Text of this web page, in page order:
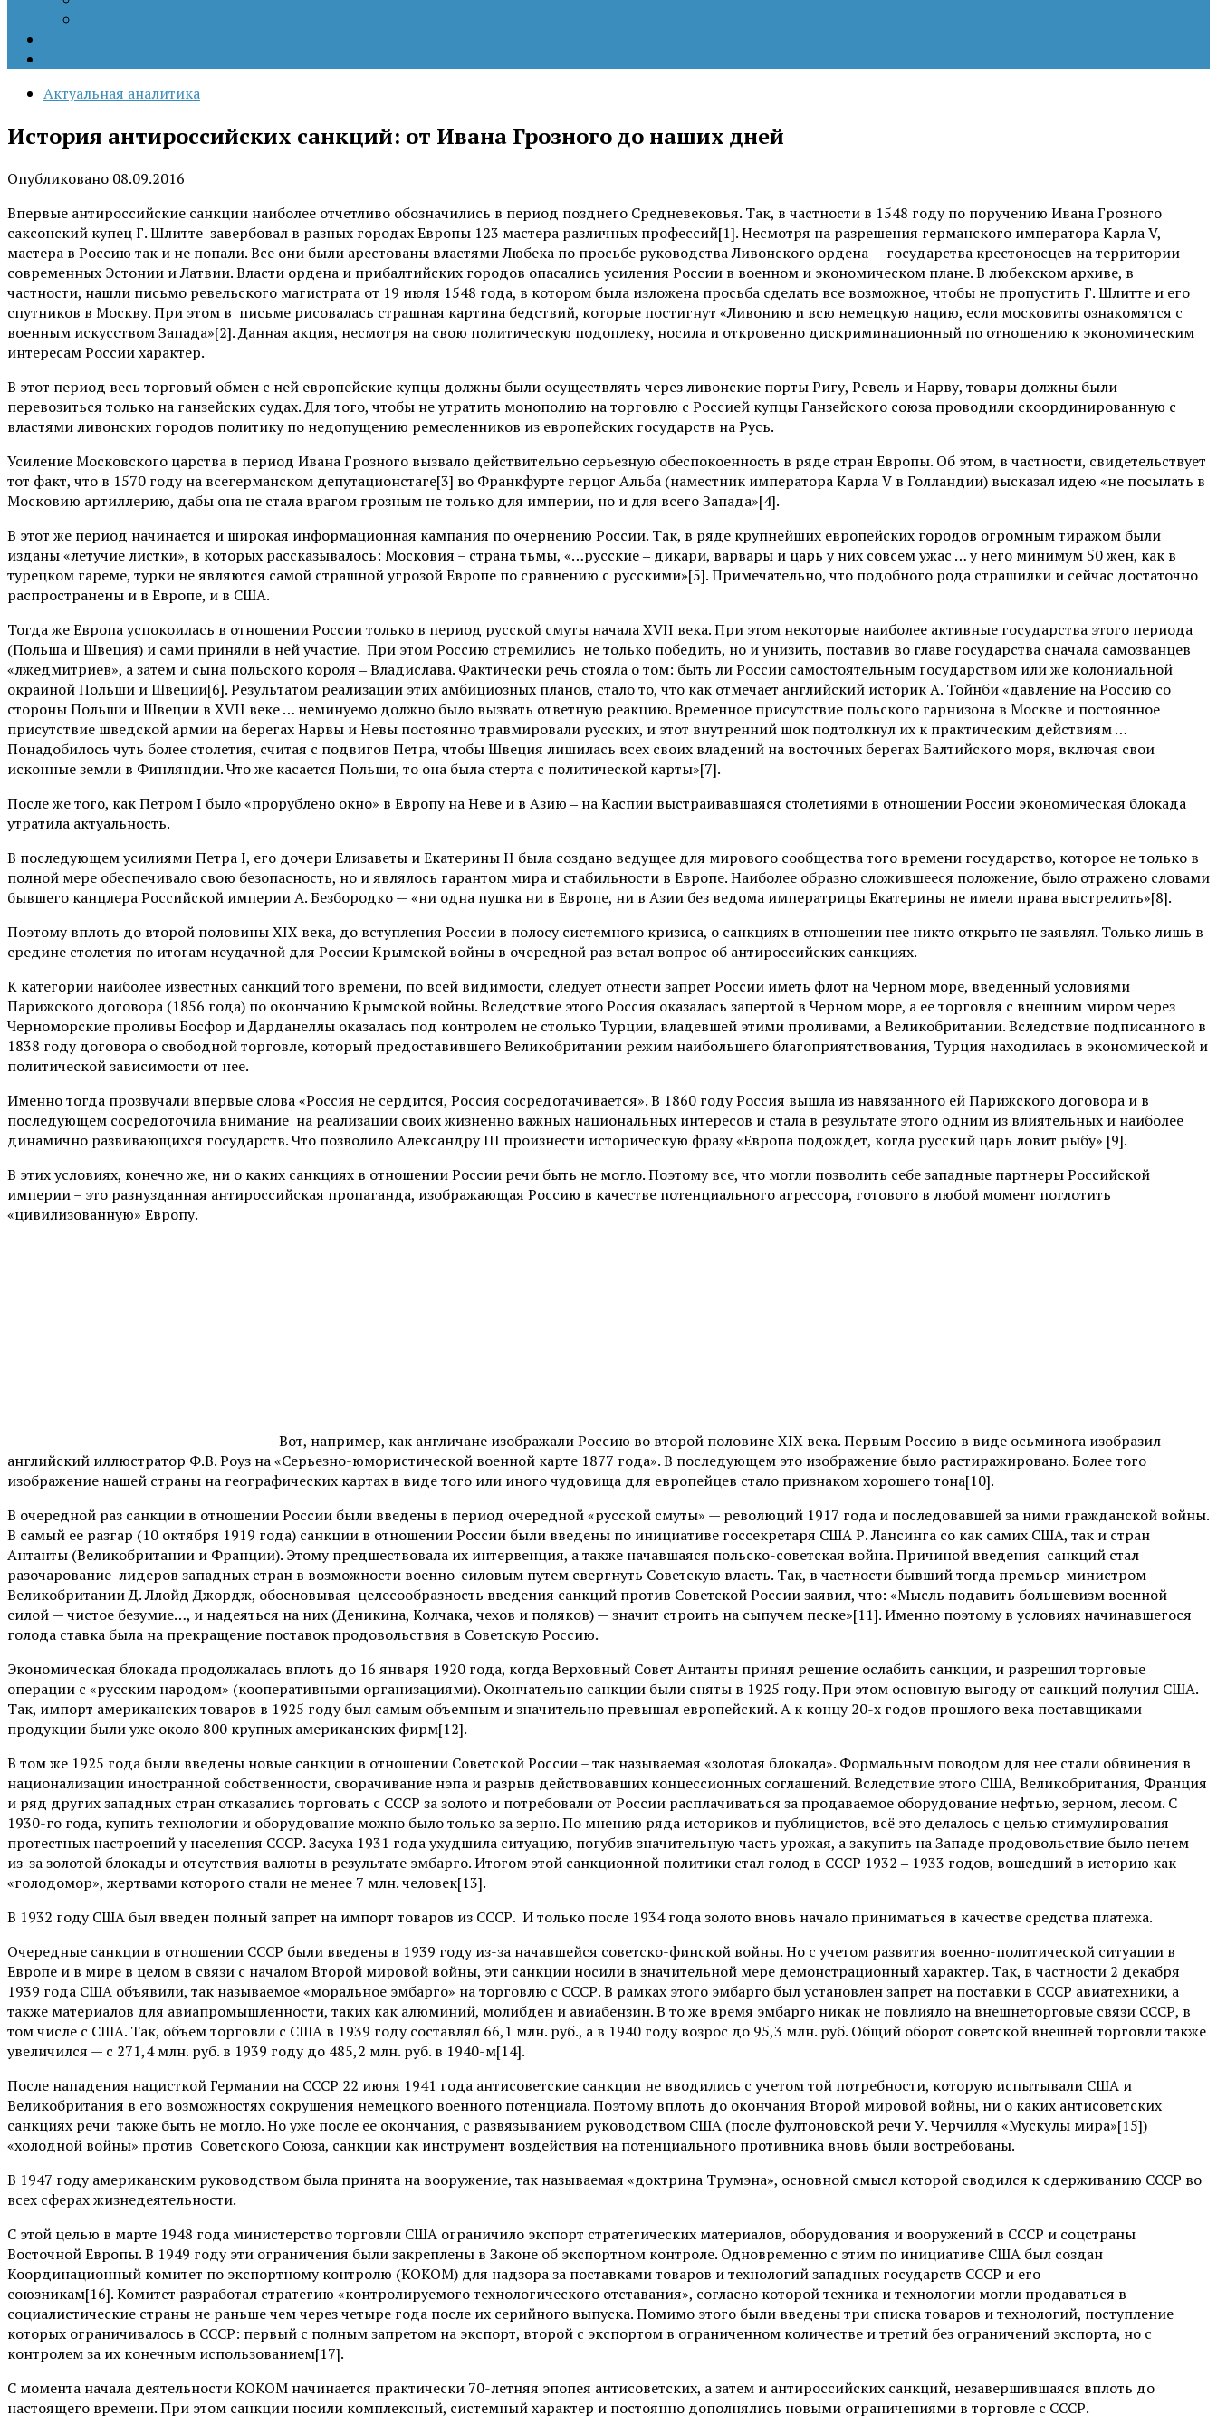
Актуальная аналитика
История антироссийских санкций: от Ивана Грозного до наших дней
Опубликовано 08.09.2016
Впервые антироссийские санкции наиболее отчетливо обозначились в период позднего Средневековья. Так, в частности в 1548 году по поручению Ивана Грозного
саксонский купец Г. Шлитте завербовал в разных городах Европы 123 мастера различных профессий[1]. Несмотря на разрешения германского императора Карла V,
мастера в Россию так и не попали. Все они были арестованы властями Любека по просьбе руководства Ливонского ордена — государства крестоносцев на территории
современных Эстонии и Латвии. Власти ордена и прибалтийских городов опасались усиления России в военном и экономическом плане. В любекском архиве, в
частности, нашли письмо ревельского магистрата от 19 июля 1548 года, в котором была изложена просьба сделать все возможное, чтобы не пропустить Г. Шлитте и его
спутников в Москву. При этом в письме рисовалась страшная картина бедствий, которые постигнут «Ливонию и всю немецкую нацию, если московиты ознакомятся с
военным искусством Запада»[2]. Данная акция, несмотря на свою политическую подоплеку, носила и откровенно дискриминационный по отношению к экономическим
интересам России характер.
В этот период весь торговый обмен с ней европейские купцы должны были осуществлять через ливонские порты Ригу, Ревель и Нарву, товары должны были
перевозиться только на ганзейских судах. Для того, чтобы не утратить монополию на торговлю с Россией купцы Ганзейского союза проводили скоординированную с
властями ливонских городов политику по недопущению ремесленников из европейских государств на Русь.
Усиление Московского царства в период Ивана Грозного вызвало действительно серьезную обеспокоенность в ряде стран Европы. Об этом, в частности, свидетельствует
тот факт, что в 1570 году на всегерманском депутационстаге[3] во Франкфурте герцог Альба (наместник императора Карла V в Голландии) высказал идею «не посылать в
Московию артиллерию, дабы она не стала врагом грозным не только для империи, но и для всего Запада»[4].
В этот же период начинается и широкая информационная кампания по очернению России. Так, в ряде крупнейших европейских городов огромным тиражом были
изданы «летучие листки», в которых рассказывалось: Московия – страна тьмы, «…русские ‒ дикари, варвары и царь у них совсем ужас … у него минимум 50 жен, как в
турецком гареме, турки не являются самой страшной угрозой Европе по сравнению с русскими»[5]. Примечательно, что подобного рода страшилки и сейчас достаточно
распространены и в Европе, и в США.
Тогда же Европа успокоилась в отношении России только в период русской смуты начала XVII века. При этом некоторые наиболее активные государства этого периода
(Польша и Швеция) и сами приняли в ней участие. При этом Россию стремились не только победить, но и унизить, поставив во главе государства сначала самозванцев
«лжедмитриев», а затем и сына польского короля ‒ Владислава. Фактически речь стояла о том: быть ли России самостоятельным государством или же колониальной
окраиной Польши и Швеции[6]. Результатом реализации этих амбициозных планов, стало то, что как отмечает английский историк А. Тойнби «давление на Россию со
стороны Польши и Швеции в XVII веке … неминуемо должно было вызвать ответную реакцию. Временное присутствие польского гарнизона в Москве и постоянное
присутствие шведской армии на берегах Нарвы и Невы постоянно травмировали русских, и этот внутренний шок подтолкнул их к практическим действиям …
Понадобилось чуть более столетия, считая с подвигов Петра, чтобы Швеция лишилась всех своих владений на восточных берегах Балтийского моря, включая свои
исконные земли в Финляндии. Что же касается Польши, то она была стерта с политической карты»[7].
После же того, как Петром I было «прорублено окно» в Европу на Неве и в Азию ‒ на Каспии выстраивавшаяся столетиями в отношении России экономическая блокада
утратила актуальность.
В последующем усилиями Петра I, его дочери Елизаветы и Екатерины II была создано ведущее для мирового сообщества того времени государство, которое не только в
полной мере обеспечивало свою безопасность, но и являлось гарантом мира и стабильности в Европе. Наиболее образно сложившееся положение, было отражено словами
бывшего канцлера Российской империи А. Безбородко — «ни одна пушка ни в Европе, ни в Азии без ведома императрицы Екатерины не имели права выстрелить»[8].
Поэтому вплоть до второй половины XIX века, до вступления России в полосу системного кризиса, о санкциях в отношении нее никто открыто не заявлял. Только лишь в
средине столетия по итогам неудачной для России Крымской войны в очередной раз встал вопрос об антироссийских санкциях.
К категории наиболее известных санкций того времени, по всей видимости, следует отнести запрет России иметь флот на Черном море, введенный условиями
Парижского договора (1856 года) по окончанию Крымской войны. Вследствие этого Россия оказалась запертой в Черном море, а ее торговля с внешним миром через
Черноморские проливы Босфор и Дарданеллы оказалась под контролем не столько Турции, владевшей этими проливами, а Великобритании. Вследствие подписанного в
1838 году договора о свободной торговле, который предоставившего Великобритании режим наибольшего благоприятствования, Турция находилась в экономической и
политической зависимости от нее.
Именно тогда прозвучали впервые слова «Россия не сердится, Россия сосредотачивается». В 1860 году Россия вышла из навязанного ей Парижского договора и в
последующем сосредоточила внимание на реализации своих жизненно важных национальных интересов и стала в результате этого одним из влиятельных и наиболее
динамично развивающихся государств. Что позволило Александру III произнести историческую фразу «Европа подождет, когда русский царь ловит рыбу» [9].
В этих условиях, конечно же, ни о каких санкциях в отношении России речи быть не могло. Поэтому все, что могли позволить себе западные партнеры Российской
империи – это разнузданная антироссийская пропаганда, изображающая Россию в качестве потенциального агрессора, готового в любой момент поглотить
«цивилизованную» Европу.
Вот, например, как англичане изображали Россию во второй половине XIX века. Первым Россию в виде осьминога изобразил
английский иллюстратор Ф.В. Роуз на «Серьезно-юмористической военной карте 1877 года». В последующем это изображение было растиражировано. Более того
изображение нашей страны на географических картах в виде того или иного чудовища для европейцев стало признаком хорошего тона[10].
В очередной раз санкции в отношении России были введены в период очередной «русской смуты» — революций 1917 года и последовавшей за ними гражданской войны.
В самый ее разгар (10 октября 1919 года) санкции в отношении России были введены по инициативе госсекретаря США Р. Лансинга со как самих США, так и стран
Антанты (Великобритании и Франции). Этому предшествовала их интервенция, а также начавшаяся польско-советская война. Причиной введения санкций стал
разочарование лидеров западных стран в возможности военно-силовым путем свергнуть Советскую власть. Так, в частности бывший тогда премьер-министром
Великобритании Д. Ллойд Джордж, обосновывая целесообразность введения санкций против Советской России заявил, что: «Мысль подавить большевизм военной
силой — чистое безумие…, и надеяться на них (Деникина, Колчака, чехов и поляков) — значит строить на сыпучем песке»[11]. Именно поэтому в условиях начинавшегося
голода ставка была на прекращение поставок продовольствия в Советскую Россию.
Экономическая блокада продолжалась вплоть до 16 января 1920 года, когда Верховный Совет Антанты принял решение ослабить санкции, и разрешил торговые
операции с «русским народом» (кооперативными организациями). Окончательно санкции были сняты в 1925 году. При этом основную выгоду от санкций получил США.
Так, импорт американских товаров в 1925 году был самым объемным и значительно превышал европейский. А к концу 20-х годов прошлого века поставщиками
продукции были уже около 800 крупных американских фирм[12].
В том же 1925 года были введены новые санкции в отношении Советской России – так называемая «золотая блокада». Формальным поводом для нее стали обвинения в
национализации иностранной собственности, сворачивание нэпа и разрыв действовавших концессионных соглашений. Вследствие этого США, Великобритания, Франция
и ряд других западных стран отказались торговать с СССР за золото и потребовали от России расплачиваться за продаваемое оборудование нефтью, зерном, лесом. С
1930-го года, купить технологии и оборудование можно было только за зерно. По мнению ряда историков и публицистов, всё это делалось с целью стимулирования
протестных настроений у населения СССР. Засуха 1931 года ухудшила ситуацию, погубив значительную часть урожая, а закупить на Западе продовольствие было нечем
из-за золотой блокады и отсутствия валюты в результате эмбарго. Итогом этой санкционной политики стал голод в СССР 1932 ‒ 1933 годов, вошедший в историю как
«голодомор», жертвами которого стали не менее 7 млн. человек[13].
В 1932 году США был введен полный запрет на импорт товаров из СССР. И только после 1934 года золото вновь начало приниматься в качестве средства платежа.
Очередные санкции в отношении СССР были введены в 1939 году из-за начавшейся советско-финской войны. Но с учетом развития военно-политической ситуации в
Европе и в мире в целом в связи с началом Второй мировой войны, эти санкции носили в значительной мере демонстрационный характер. Так, в частности 2 декабря
1939 года США объявили, так называемое «моральное эмбарго» на торговлю с СССР. В рамках этого эмбарго был установлен запрет на поставки в СССР авиатехники, а
также материалов для авиапромышленности, таких как алюминий, молибден и авиабензин. В то же время эмбарго никак не повлияло на внешнеторговые связи СССР, в
том числе с США. Так, объем торговли с США в 1939 году составлял 66,1 млн. руб., а в 1940 году возрос до 95,3 млн. руб. Общий оборот советской внешней торговли также
увеличился — с 271,4 млн. руб. в 1939 году до 485,2 млн. руб. в 1940-м[14].
После нападения нацисткой Германии на СССР 22 июня 1941 года антисоветские санкции не вводились с учетом той потребности, которую испытывали США и
Великобритания в его возможностях сокрушения немецкого военного потенциала. Поэтому вплоть до окончания Второй мировой войны, ни о каких антисоветских
санкциях речи также быть не могло. Но уже после ее окончания, с развязыванием руководством США (после фултоновской речи У. Черчилля «Мускулы мира»[15])
«холодной войны» против Советского Союза, санкции как инструмент воздействия на потенциального противника вновь были востребованы.
В 1947 году американским руководством была принята на вооружение, так называемая «доктрина Трумэна», основной смысл которой сводился к сдерживанию СССР во
всех сферах жизнедеятельности.
С этой целью в марте 1948 года министерство торговли США ограничило экспорт стратегических материалов, оборудования и вооружений в СССР и соцстраны
Восточной Европы. В 1949 году эти ограничения были закреплены в Законе об экспортном контроле. Одновременно с этим по инициативе США был создан
Координационный комитет по экспортному контролю (КОКОМ) для надзора за поставками товаров и технологий западных государств СССР и его
союзникам[16]. Комитет разработал стратегию «контролируемого технологического отставания», согласно которой техника и технологии могли продаваться в
социалистические страны не раньше чем через четыре года после их серийного выпуска. Помимо этого были введены три списка товаров и технологий, поступление
которых ограничивалось в СССР: первый с полным запретом на экспорт, второй с экспортом в ограниченном количестве и третий без ограничений экспорта, но с
контролем за их конечным использованием[17].
С момента начала деятельности КОКОМ начинается практически 70-летняя эпопея антисоветских, а затем и антироссийских санкций, незавершившаяся вплоть до
настоящего времени. При этом санкции носили комплексный, системный характер и постоянно дополнялись новыми ограничениями в торговле с СССР.